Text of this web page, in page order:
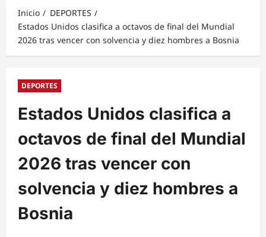
Inicio
DEPORTES
Estados Unidos clasifica a octavos de final del Mundial
2026 tras vencer con solvencia y diez hombres a Bosnia
DEPORTES
Estados Unidos clasifica a
octavos de final del Mundial
2026 tras vencer con
solvencia y diez hombres a
Bosnia